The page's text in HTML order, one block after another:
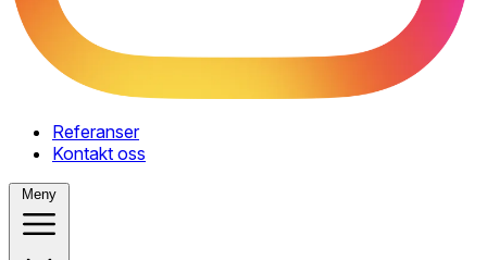
Referanser
Kontakt oss
Meny